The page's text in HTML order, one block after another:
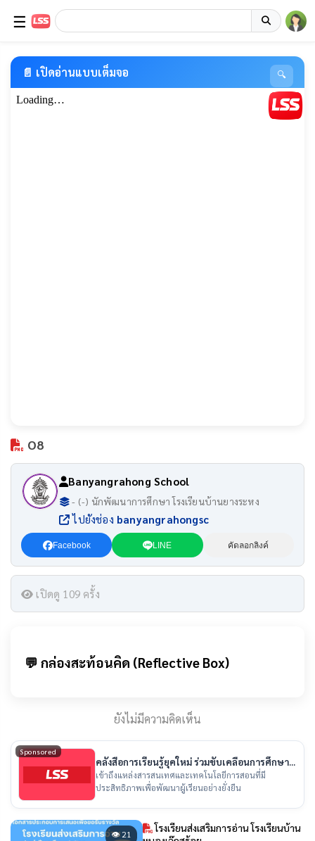
☰
📄 เปิดอ่านแบบเต็มจอ 🔍
O8
Banyangrahong School
- (-) นักพัฒนาการศึกษา โรงเรียนบ้านยางระหง
ไปยังช่อง banyangrahongsc
Facebook LINE คัดลอกลิงค์
เปิดดู 109 ครั้ง
💬 กล่องสะท้อนคิด (Reflective Box)
ยังไม่มีความคิดเห็น
Sponsored
คลังสื่อการเรียนรู้ยุคใหม่ ร่วมขับเคลื่อนการศึกษา
ไทย
เข้าถึงแหล่งสารสนเทศและเทคโนโลยีการสอนที่มี
ประสิทธิภาพเพื่อพัฒนาผู้เรียนอย่างยั่งยืน
👁 21
โรงเรียนส่งเสริมการอ่าน โรงเรียนบ้าน